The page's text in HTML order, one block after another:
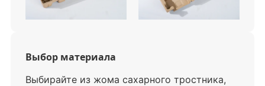
Выбор материала
Выбирайте из жома сахарного тростника,